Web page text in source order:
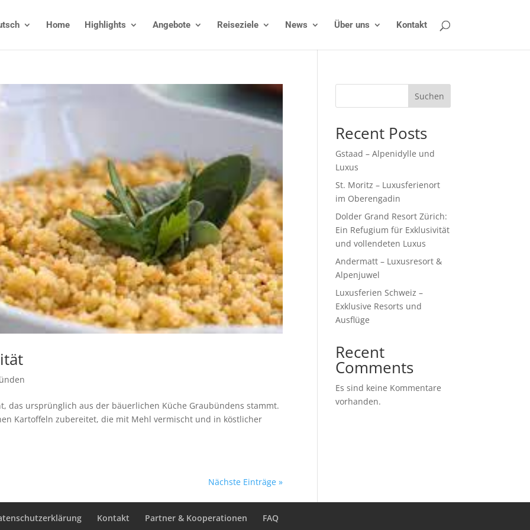
Home Highlights Angebote Reiseziele News Über uns Kontakt
das ursprünglich aus der bäuerlichen Küche Graubündens stammt.
Kartoffeln zubereitet, die mit Mehl vermischt und in köstlicher
Nächste Einträge »
Suchen
Recent Posts
Gstaad – Alpenidylle und
Luxus
St. Moritz – Luxusferienort
im Oberengadin
Dolder Grand Resort Zürich:
Ein Refugium für Exklusivität
und vollendeten Luxus
Andermatt – Luxusresort &
Alpenjuwel
Luxusferien Schweiz –
Exklusive Resorts und
Ausflüge
Recent
Comments
Es sind keine Kommentare
vorhanden.
Kontakt Partner & Kooperationen FAQ